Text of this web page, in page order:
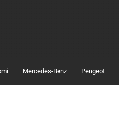
Mercedes-Benz Peugeot